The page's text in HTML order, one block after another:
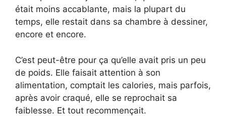
était moins accablante, mais la plupart du
temps, elle restait dans sa chambre à dessiner,
encore et encore.
C’est peut-être pour ça qu’elle avait pris un peu
de poids. Elle faisait attention à son
alimentation, comptait les calories, mais parfois,
après avoir craqué, elle se reprochait sa
faiblesse. Et tout recommençait.